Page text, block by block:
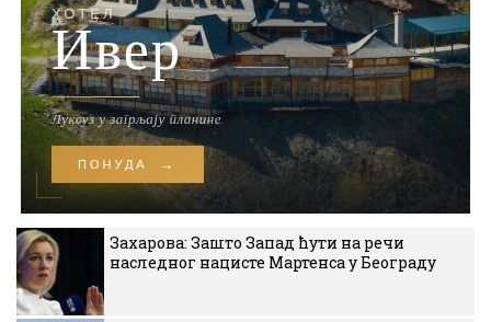
Захарова: Зашто Запад ћути на речи
наследног нацисте Мартенса у Београду